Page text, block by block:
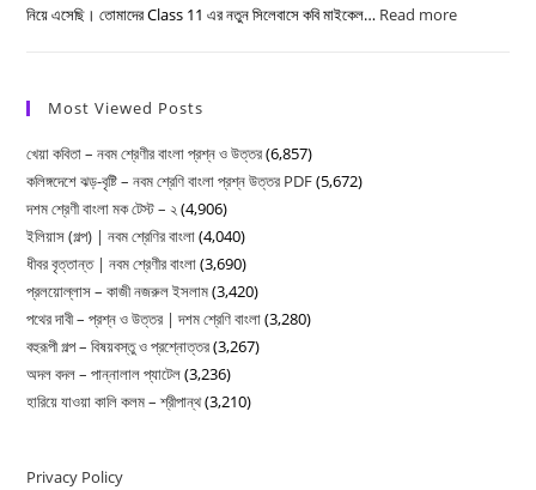
নিয়ে এসেছি। তোমাদের Class 11 এর নতুন সিলেবাসে কবি মাইকেল… Read more:
Most Viewed Posts
খেয়া কবিতা – নবম শ্রেণীর বাংলা প্রশ্ন ও উত্তর(6,857)
কলিঙ্গদেশে ঝড়-বৃষ্টি – নবম শ্রেণি বাংলা প্রশ্ন উত্তর PDF(5,672)
দশম শ্রেণী বাংলা মক টেস্ট – ২(4,906)
ইলিয়াস (গল্প) | নবম শ্রেণির বাংলা(4,040)
ধীবর বৃত্তান্ত | নবম শ্রেণীর বাংলা(3,690)
প্রলয়োল্লাস – কাজী নজরুল ইসলাম(3,420)
পথের দাবী – প্রশ্ন ও উত্তর | দশম শ্রেণি বাংলা(3,280)
বহুরূপী গল্প – বিষয়বস্তু ও প্রশ্নোত্তর(3,267)
অদল বদল – পান্নালাল প্যাটেল(3,236)
হারিয়ে যাওয়া কালি কলম – শ্রীপান্থ(3,210)
Privacy Policy